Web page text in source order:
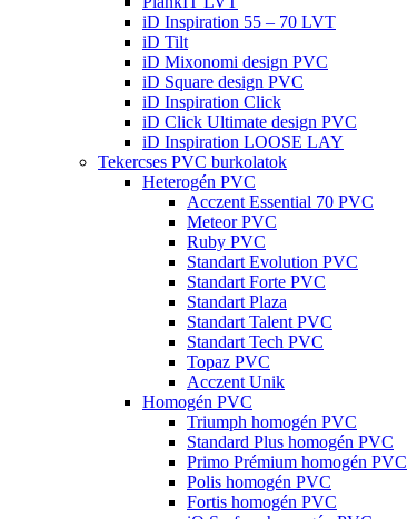
iD Inspiration 55 – 70 LVT
iD Tilt
iD Mixonomi design PVC
iD Square design PVC
iD Inspiration Click
iD Click Ultimate design PVC
iD Inspiration LOOSE LAY
Tekercses PVC burkolatok
Heterogén PVC
Acczent Essential 70 PVC
Meteor PVC
Ruby PVC
Standart Evolution PVC
Standart Forte PVC
Standart Plaza
Standart Talent PVC
Standart Tech PVC
Topaz PVC
Acczent Unik
Homogén PVC
Triumph homogén PVC
Standard Plus homogén PVC
Primo Prémium homogén PVC
Polis homogén PVC
Fortis homogén PVC